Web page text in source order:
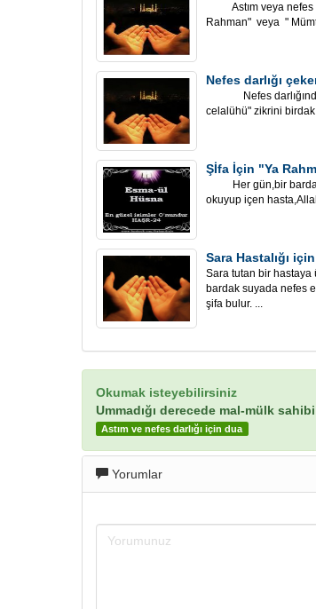
Astım veya nefes
Rahman" veya "
Nefes darlığı
Nefes darlığından
celalühü" zikrini
Şİfa İçin "Ya
Her gün,bir bardak
okuyup içen
Sara Hastalığı
Sara tutan bir
bardak suyada nefes
şifa bulur. ...
Okumak isteyebilirsiniz
Ummadığı derecede mal-mülk
Astım ve nefes darlığı için dua
Yorumlar